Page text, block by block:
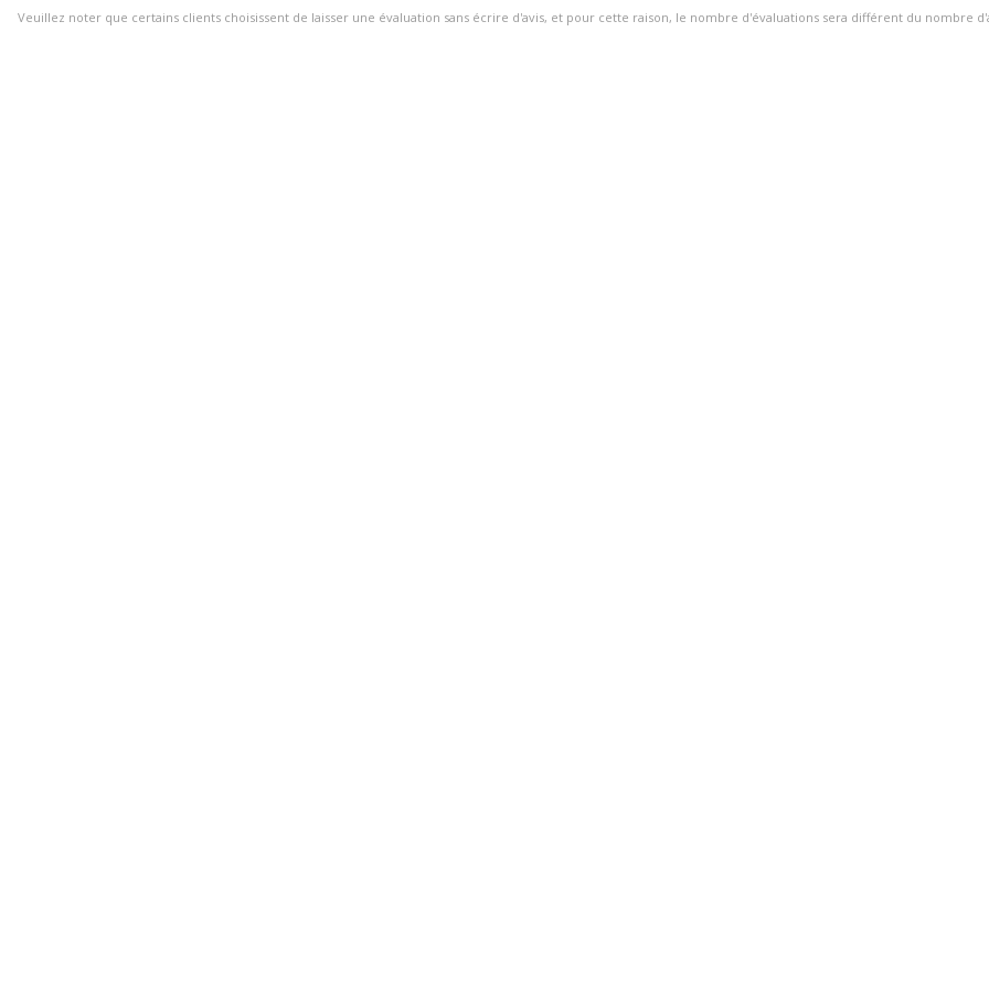
Veuillez noter que certains clients choisissent de laisser une évaluation sans écrire d'avis, et pour cette raison, le nombre d'évaluations sera différent du nombre